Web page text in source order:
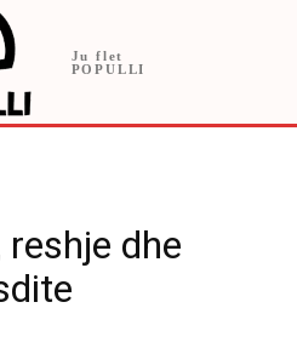
Ju flet
POPULLI
reshje dhe